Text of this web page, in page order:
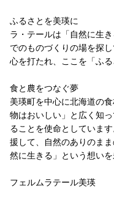
ふるさとを美瑛に
ラ・テールは「自然に生
でのものづくりの場を探
心を打たれ、ここを「ふる
食と農をつなぐ夢
美瑛町を中心に北海道の
物はおいしい」と広く知
ることを使命としていま
援して、自然のありのま
然に生きる」という想い
フェルムラテール美瑛